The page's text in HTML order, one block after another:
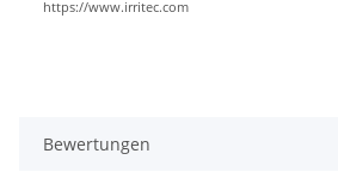
https://www.irritec.com
Bewertungen